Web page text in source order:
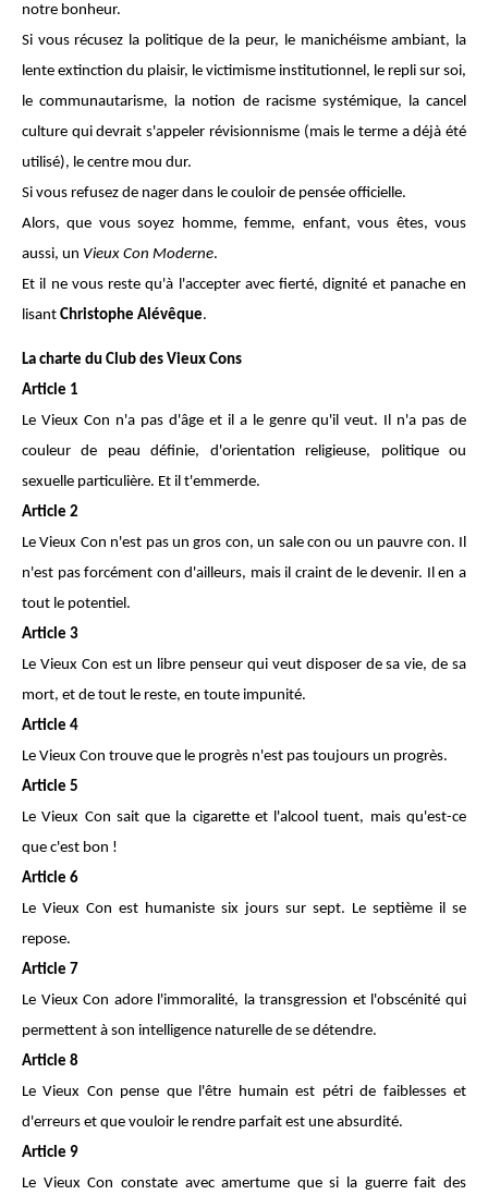
notre bonheur.
Si vous récusez la politique de la peur, le manichéisme ambiant, la
lente extinction du plaisir, le victimisme institutionnel, le repli sur soi,
le communautarisme, la notion de racisme systémique, la cancel
culture qui devrait s'appeler révisionnisme (mais le terme a déjà été
utilisé), le centre mou dur.
Si vous refusez de nager dans le couloir de pensée officielle.
Alors, que vous soyez homme, femme, enfant, vous êtes, vous
aussi, un Vieux Con Moderne.
Et il ne vous reste qu'à l'accepter avec fierté, dignité et panache en
lisant Christophe Alévêque.
La charte du Club des Vieux Cons
Article 1
Le Vieux Con n'a pas d'âge et il a le genre qu'il veut. Il n'a pas de
couleur de peau déﬁnie, d'orientation religieuse, politique ou
sexuelle particulière. Et il t'emmerde.
Article 2
Le Vieux Con n'est pas un gros con, un sale con ou un pauvre con. Il
n'est pas forcément con d'ailleurs, mais il craint de le devenir. Il en a
tout le potentiel.
Article 3
Le Vieux Con est un libre penseur qui veut disposer de sa vie, de sa
mort, et de tout le reste, en toute impunité.
Article 4
Le Vieux Con trouve que le progrès n'est pas toujours un progrès.
Article 5
Le Vieux Con sait que la cigarette et l'alcool tuent, mais qu'est-ce
que c'est bon !
Article 6
Le Vieux Con est humaniste six jours sur sept. Le septième il se
repose.
Article 7
Le Vieux Con adore l'immoralité, la transgression et l'obscénité qui
permettent à son intelligence naturelle de se détendre.
Article 8
Le Vieux Con pense que l'être humain est pétri de faiblesses et
d'erreurs et que vouloir le rendre parfait est une absurdité.
Article 9
Le Vieux Con constate avec amertume que si la guerre fait des